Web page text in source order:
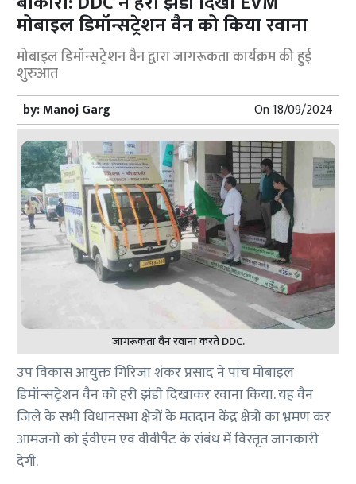
मोबाइल डिमॉन्सट्रेशन वैन को किया रवाना
मोबाइल डिमॉन्सट्रेशन वैन द्वारा जागरूकता कार्यक्रम की हुई
शुरुआत
by:Manoj Garg On18/09/2024
जागरूकता वैन रवाना करते DDC.
उप विकास आयुक्त गिरिजा शंकर प्रसाद ने पांच मोबाइल
डिमॉन्सट्रेशन वैन को हरी झंडी दिखाकर रवाना किया. यह वैन
जिले के सभी विधानसभा क्षेत्रों के मतदान केंद्र क्षेत्रों का भ्रमण कर
आमजनों को ईवीएम एवं वीवीपैट के संबंध में विस्तृत जानकारी
देगी.